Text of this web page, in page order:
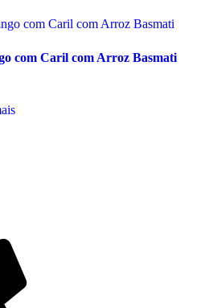
com Caril com Arroz Basmati